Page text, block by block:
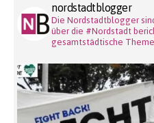
nordstadtblogger
Die Nordstadtblogger
über die #Nordstadt
gesamtstädtische